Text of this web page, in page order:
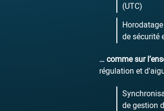
(UTC)
de sécurité
… comme sur
régulation et
de gestion